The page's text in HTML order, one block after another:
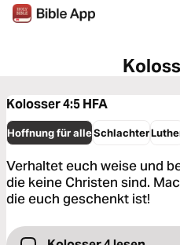
Kolosser 4:5HFA
Hoffnung für alleSchlachter
Verhaltet euch weise und
die keine Christen sind.
die euch geschenkt ist!